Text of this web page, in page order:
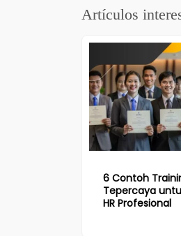
Artículos
6 Contoh
Tepercaya
HR Profesional